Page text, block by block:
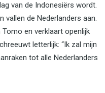
van de Indonesiërs wordt.
de Nederlanders aan.
en verklaart openlijk
letterlijk: “Ik zal mijn
tot alle Nederlanders